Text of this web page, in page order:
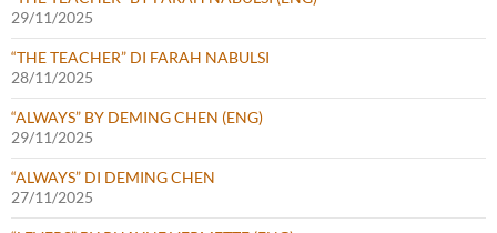
29/11/2025
“THE TEACHER” DI FARAH NABULSI
28/11/2025
“ALWAYS” BY DEMING CHEN (ENG)
29/11/2025
“ALWAYS” DI DEMING CHEN
27/11/2025